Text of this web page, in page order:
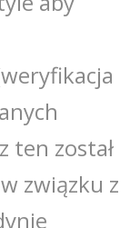
ten został
związku z